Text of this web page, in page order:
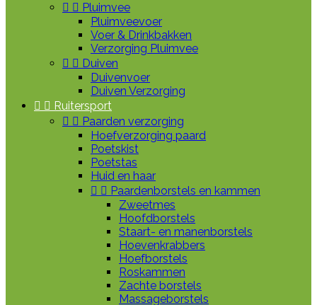
  Pluimvee
Pluimveevoer
Voer & Drinkbakken
Verzorging Pluimvee
  Duiven
Duivenvoer
Duiven Verzorging
  Ruitersport
  Paarden verzorging
Hoefverzorging paard
Poetskist
Poetstas
Huid en haar
  Paardenborstels en kammen
Zweetmes
Hoofdborstels
Staart- en manenborstels
Hoevenkrabbers
Hoefborstels
Roskammen
Zachte borstels
Massageborstels